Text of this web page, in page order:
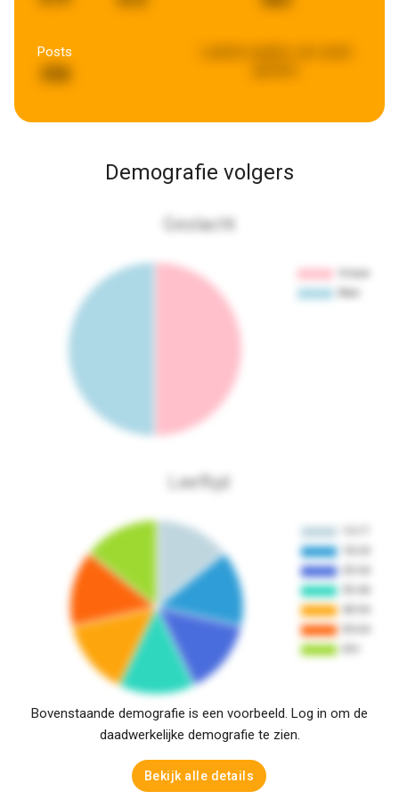
Posts
358
Demografie volgers
Geslacht
Leeftijd
Bovenstaande demografie is een voorbeeld. Log in om de
daadwerkelijke demografie te zien.
Bekijk alle details